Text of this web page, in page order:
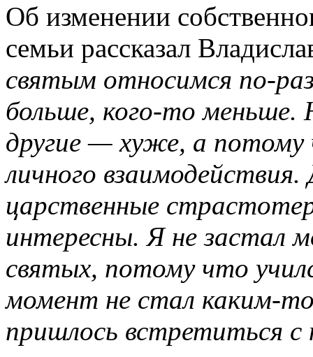
Об изменении
семьи рассказал
святым относимся по-
больше, кого-то меньше.
другие — хуже, а
личного
царственные
интересны. Я не застал
святых, потому что
момент не стал каким-
пришлось встретиться с